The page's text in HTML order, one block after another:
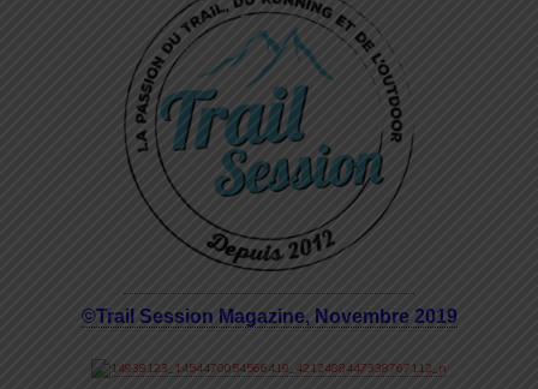
©Trail Session Magazine, Novembre 2019